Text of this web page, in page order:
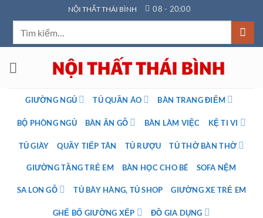
qua
dung
NỘI THẤT THÁI BÌNH 08 - 20:00
GIƯỜNG NGỦ TỦ QUẦN ÁO BÀN TRANG ĐIỂM
BỘ PHÒNG NGỦ BÀN ĂN GỖ BÀN LÀM VIỆC KỆ TI VI
TỦ GIÀY QUẦY TIẾP TÂN TỦ RƯỢU TỦ THỜ BÀN THỜ
GIƯỜNG TẦNG TRẺ EM BÀN HỌC CHO BÉ SOFA NỆM
SA LON GỖ TỦ BÀY HÀNG, TỦ SHOP GIƯỜNG XE TRẺ EM
GHẾ BỐ GIƯỜNG XẾP ĐỒ GIA DỤNG